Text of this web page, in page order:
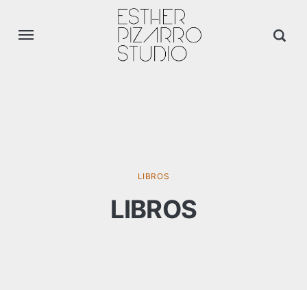
LIBROS
LIBROS